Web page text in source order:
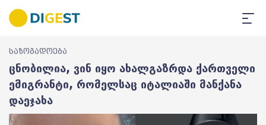
საზოგადოება
ცნობილია, ვინ იყო ახალგაზრდა ქართველი
ემიგრანტი, რომელსაც იტალიაში მანქანა
დაეჯახა